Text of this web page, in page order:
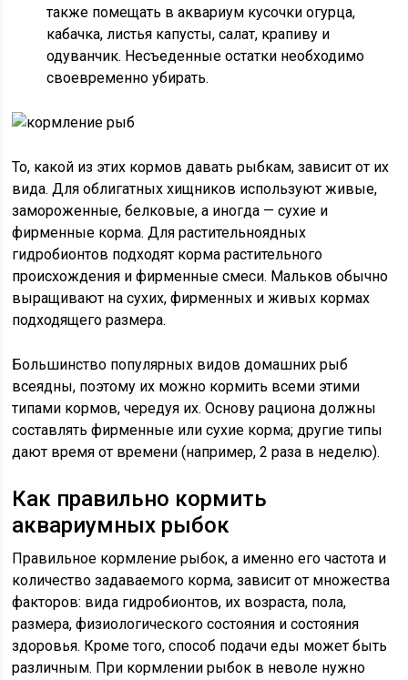
также помещать в аквариум кусочки огурца,
кабачка, листья капусты, салат, крапиву и
одуванчик. Несъеденные остатки необходимо
своевременно убирать.
То, какой из этих кормов давать рыбкам, зависит от их
вида. Для облигатных хищников используют живые,
замороженные, белковые, а иногда — сухие и
фирменные корма. Для растительноядных
гидробионтов подходят корма растительного
происхождения и фирменные смеси. Мальков обычно
выращивают на сухих, фирменных и живых кормах
подходящего размера.
Большинство популярных видов домашних рыб
всеядны, поэтому их можно кормить всеми этими
типами кормов, чередуя их. Основу рациона должны
составлять фирменные или сухие корма; другие типы
дают время от времени (например, 2 раза в неделю).
Как правильно кормить
аквариумных рыбок
Правильное кормление рыбок, а именно его частота и
количество задаваемого корма, зависит от множества
факторов: вида гидробионтов, их возраста, пола,
размера, физиологического состояния и состояния
здоровья. Кроме того, способ подачи еды может быть
различным. При кормлении рыбок в неволе нужно